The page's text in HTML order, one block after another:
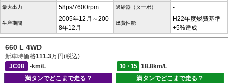
最大出力 58ps/7600rpm 過給器（ターボ） -
生産期間
2005年12月～200
8年12月
燃費性能
H22年度燃費基準
+5%達成
660 L 4WD
新車時価格111.3万円(税込)
JC08
-km/L 10・15
18.8km/L
満タンでどこまで走る？
満タンでどこまで走る？